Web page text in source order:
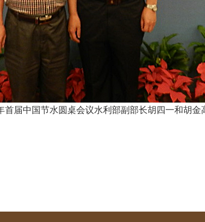
首届中国节水圆桌会议水利部副部长胡四一和胡金